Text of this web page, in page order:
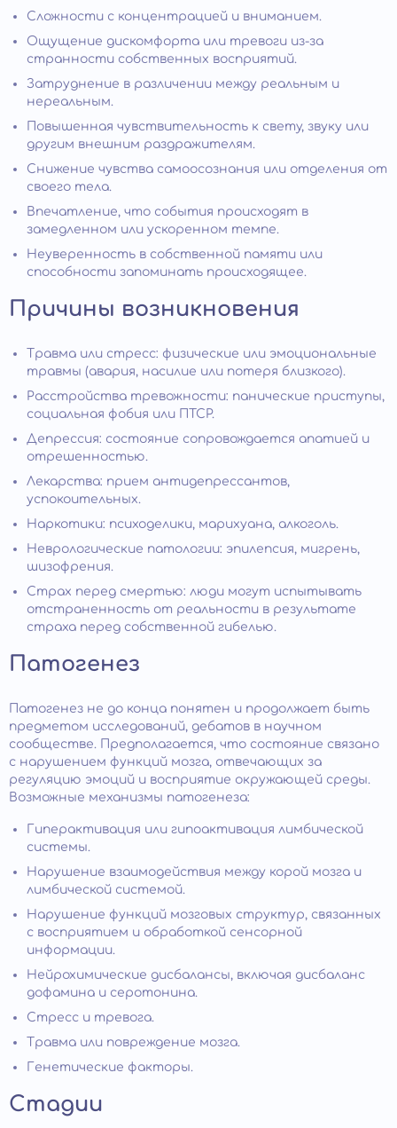
Сложности с концентрацией и вниманием.
Ощущение дискомфорта или тревоги из-за
странности собственных восприятий.
Затруднение в различении между реальным и
нереальным.
Повышенная чувствительность к свету, звуку или
другим внешним раздражителям.
Снижение чувства самоосознания или отделения от
своего тела.
Впечатление, что события происходят в
замедленном или ускоренном темпе.
Неуверенность в собственной памяти или
способности запоминать происходящее.
Причины возникновения
Травма или стресс: физические или эмоциональные
травмы (авария, насилие или потеря близкого).
Расстройства тревожности: панические приступы,
социальная фобия или ПТСР.
Депрессия: состояние сопровождается апатией и
отрешенностью.
Лекарства: прием антидепрессантов,
успокоительных.
Наркотики: психоделики, марихуана, алкоголь.
Неврологические патологии: эпилепсия, мигрень,
шизофрения.
Страх перед смертью: люди могут испытывать
отстраненность от реальности в результате
страха перед собственной гибелью.
Патогенез
Патогенез не до конца понятен и продолжает быть
предметом исследований, дебатов в научном
сообществе. Предполагается, что состояние связано
с нарушением функций мозга, отвечающих за
регуляцию эмоций и восприятие окружающей среды.
Возможные механизмы патогенеза:
Гиперактивация или гипоактивация лимбической
системы.
Нарушение взаимодействия между корой мозга и
лимбической системой.
Нарушение функций мозговых структур, связанных
с восприятием и обработкой сенсорной
информации.
Нейрохимические дисбалансы, включая дисбаланс
дофамина и серотонина.
Стресс и тревога.
Травма или повреждение мозга.
Генетические факторы.
Стадии